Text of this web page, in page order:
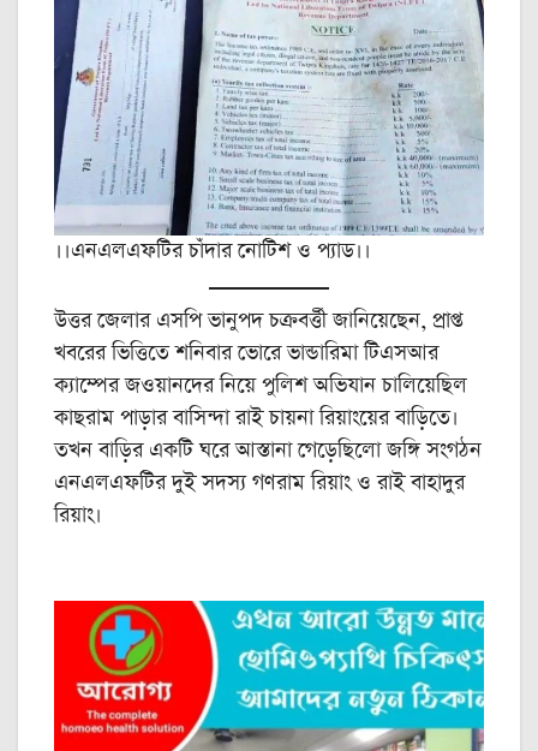
।।এনএলএফটির চাঁদার নোটিশ ও প্যাড।।
উত্তর জেলার এসপি ভানুপদ চক্রবর্ত্তী জানিয়েছেন, প্রাপ্ত
খবরের ভিত্তিতে শনিবার ভোরে ভান্ডারিমা টিএসআর
ক্যাম্পের জওয়ানদের নিয়ে পুলিশ অভিযান চালিয়েছিল
কাছরাম পাড়ার বাসিন্দা রাই চায়না রিয়াংয়ের বাড়িতে।
তখন বাড়ির একটি ঘরে আস্তানা গেড়েছিলো জঙ্গি সংগঠন
এনএলএফটির দুই সদস্য গণরাম রিয়াং ও রাই বাহাদুর
রিয়াং।